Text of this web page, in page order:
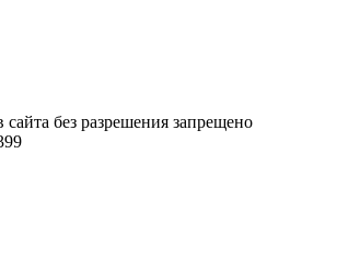
без разрешения запрещено